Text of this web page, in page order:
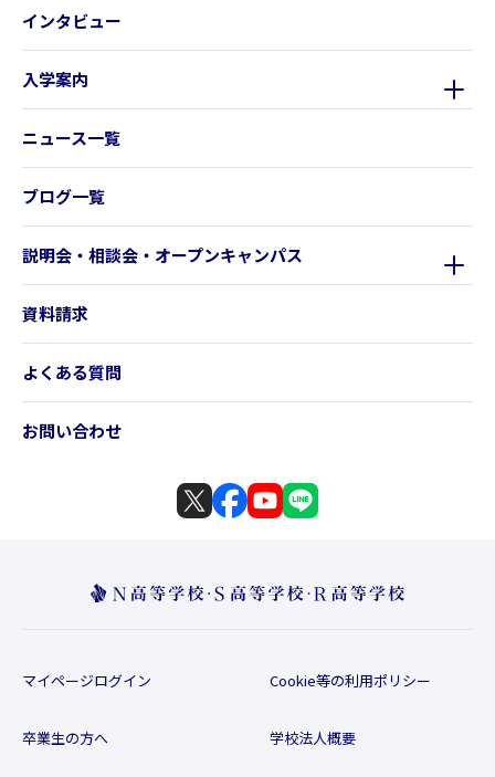
インタビュー
入学案内
ニュース一覧
ブログ一覧
説明会・相談会・オープンキャンパス
資料請求
よくある質問
お問い合わせ
マイページログイン
卒業生の方へ
Cookie等の利用ポリシー
学校法人概要